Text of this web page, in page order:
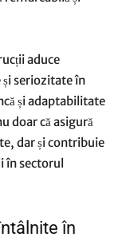
aduce
seriozitate în
și adaptabilitate
doar că asigură
dar și contribuie
în sectorul
în